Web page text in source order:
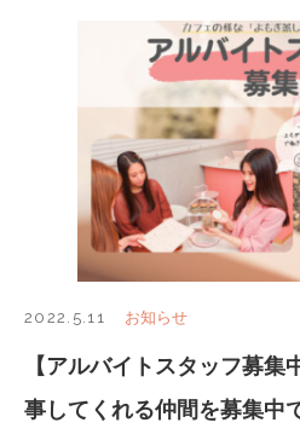
2022.5.11 お知らせ
【アルバイトスタッフ募
事してくれる仲間を募集中